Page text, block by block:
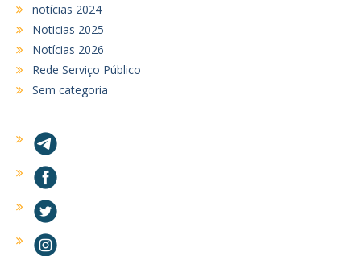
notícias 2024
Noticias 2025
Notícias 2026
Rede Serviço Público
Sem categoria